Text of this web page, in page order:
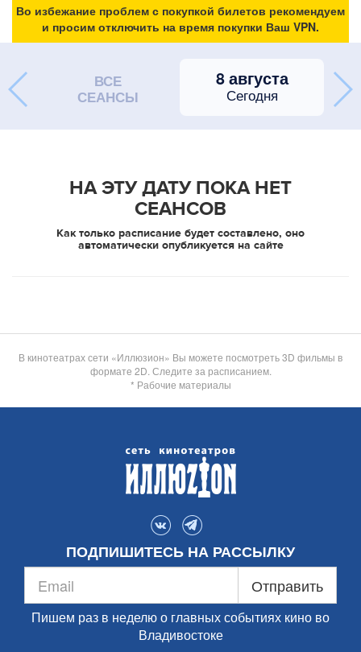
Во избежание проблем с покупкой билетов рекомендуем
и просим отключить на время покупки Ваш VPN.
ВСЕ
СЕАНСЫ
8 августа
Сегодня
НА ЭТУ ДАТУ ПОКА НЕТ
СЕАНСОВ
Как только расписание будет составлено, оно
автоматически опубликуется на сайте
В кинотеатрах сети «Иллюзион» Вы можете посмотреть 3D фильмы в
формате 2D. Следите за расписанием.
* Рабочие материалы
ПОДПИШИТЕСЬ НА РАССЫЛКУ
Отправить
Пишем раз в неделю о главных событиях кино во
Владивостоке